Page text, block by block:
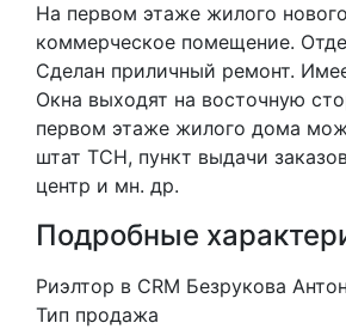
На первом этаже жилого
коммерческое помещение.
Сделан приличный ремонт.
Окна выходят на восточную
первом этаже жилого дома
штат ТСН, пункт выдачи
центр и мн. др.
Подробные
Риэлтор в CRM Безрукова
Тип продажа